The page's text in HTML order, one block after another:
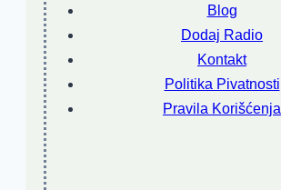
Blog
Dodaj Radio
Kontakt
Politika Pivatnosti
Pravila Korišćenja